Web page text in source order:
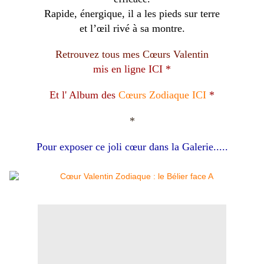
Rapide, énergique, il a les pieds sur terre
et l’œil rivé à sa montre.
Retrouvez tous mes Cœurs Valentin
mis en ligne ICI *
Et l' Album des Cœurs Zodiaque ICI *
*
Pour exposer ce joli cœur dans la Galerie.....